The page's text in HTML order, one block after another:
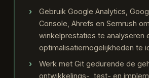
Gebruik Google Analytics,
Console, Ahrefs en Semrush om
winkelprestaties te analyseren
optimalisatiemogelijkheden te
Werk met Git gedurende de
ontwikkelings-, test- en